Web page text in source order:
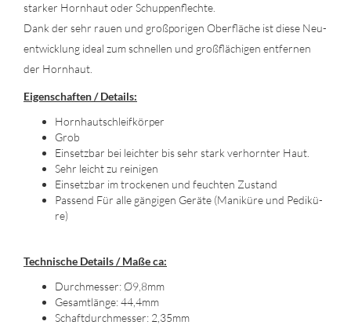
star­ker Horn­haut oder Schup­pen­flech­te.
Dank der sehr rauen und groß­po­ri­gen Ober­flä­che ist diese Neu­
ent­wick­lung ideal zum schnel­len und groß­flä­chi­gen ent­fer­nen
der Horn­haut.
Ei­gen­schaf­ten / De­tails:
Horn­hautschleif­kör­per
Grob
Ein­setz­bar bei leich­ter bis sehr stark ver­horn­ter Haut.
Sehr leicht zu rei­ni­gen
Ein­setz­bar im tro­cke­nen und feuch­ten Zu­stand
Pas­send Für alle gän­gi­gen Ge­rä­te (Ma­ni­kü­re und Pe­di­kü­
re)
Tech­ni­sche De­tails / Maße ca:
Durch­mes­ser: Ø9,8mm
Ge­samt­län­ge: 44,4mm
Schaft­durch­mes­ser: 2,35mm